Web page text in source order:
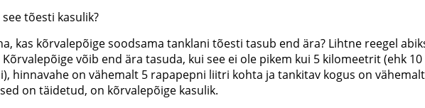
tõesti kasulik?
kas kõrvalepõige soodsama tanklani tõesti tasub end ära? Lihtne reegel
võib end ära tasuda, kui see ei ole pikem kui 5 kilomeetrit (ehk 10
hinnavahe on vähemalt 5 rapapepni liitri kohta ja tankitav kogus on
on täidetud, on kõrvalepõige kasulik.